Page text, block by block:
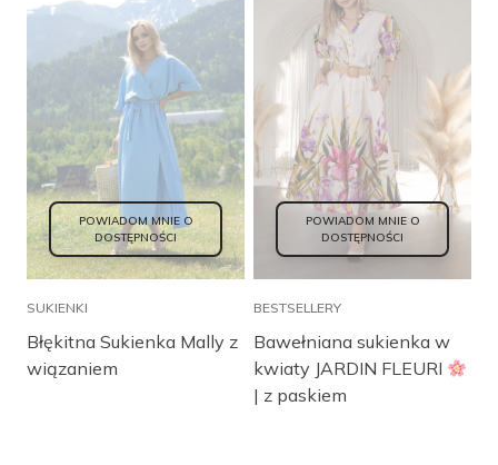
POWIADOM MNIE O
DOSTĘPNOŚCI
SUKIENKI
Błękitna Sukienka Mally z
wiązaniem
POWIADOM MNIE O
DOSTĘPNOŚCI
BESTSELLERY
Bawełniana sukienka w
kwiaty JARDIN FLEURI
| z paskiem